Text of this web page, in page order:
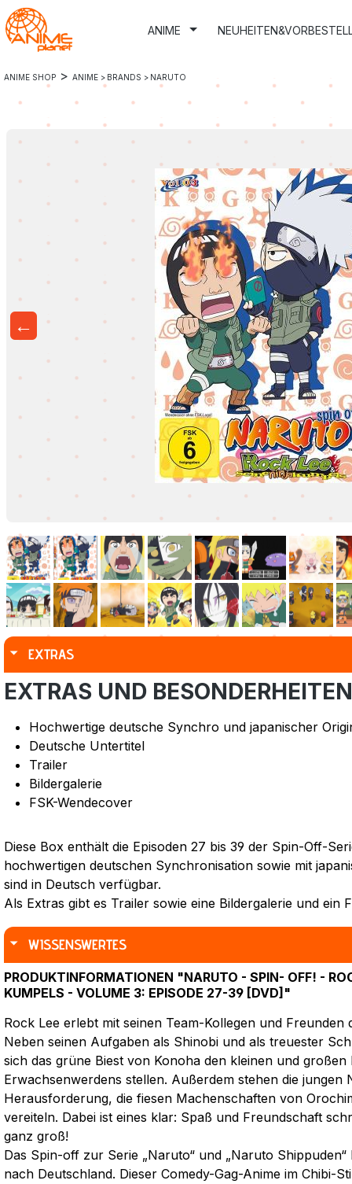
Hauptinhalt springen
Zur Suche springen
Zur Hauptnavigation springen
ANIME
ANIME SHOP > ANIME > BRANDS > NARUTO
←
EXTRAS
EXTRAS UND BESONDERHEITEN
Hochwertige deutsche Synchro und japanischer
Deutsche Untertitel
Trailer
Bildergalerie
FSK-Wendecover
Diese Box enthält die Episoden 27 bis 39 der Spin-Off-
hochwertigen deutschen Synchronisation sowie mit
sind in Deutsch verfügbar.
Als Extras gibt es Trailer sowie eine Bildergalerie und ein
WISSENSWERTES
PRODUKTINFORMATIONEN "NARUTO - SPIN- OFF! -
KUMPELS - VOLUME 3: EPISODE 27-39 [DVD]"
Rock Lee erlebt mit seinen Team-Kollegen und Freunden
Neben seinen Aufgaben als Shinobi und als treuester
sich das grüne Biest von Konoha den kleinen und
Erwachsenwerdens stellen. Außerdem stehen die jungen
Herausforderung, die fiesen Machenschaften von
vereiteln. Dabei ist eines klar: Spaß und Freundschaft
ganz groß!
Das Spin-off zur Serie „Naruto“ und „Naruto
nach Deutschland. Dieser Comedy-Gag-Anime im Chibi-